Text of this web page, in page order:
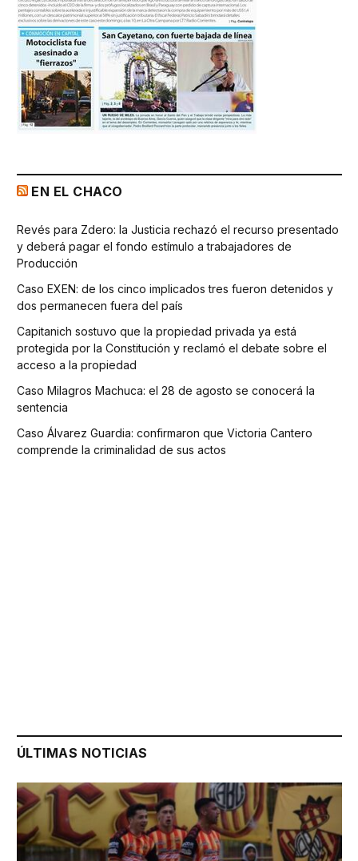
EN EL CHACO
Revés para Zdero: la Justicia rechazó el recurso presentado
y deberá pagar el fondo estímulo a trabajadores de
Producción
Caso EXEN: de los cinco implicados tres fueron detenidos y
dos permanecen fuera del país
Capitanich sostuvo que la propiedad privada ya está
protegida por la Constitución y reclamó el debate sobre el
acceso a la propiedad
Caso Milagros Machuca: el 28 de agosto se conocerá la
sentencia
Caso Álvarez Guardia: confirmaron que Victoria Cantero
comprende la criminalidad de sus actos
ÚLTIMAS NOTICIAS